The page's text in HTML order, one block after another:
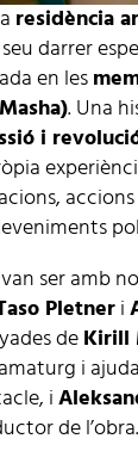
residència
darrer
en les
. Una
i
accions
ser amb
Pletneri
deKirill
i
i
de l’obra.